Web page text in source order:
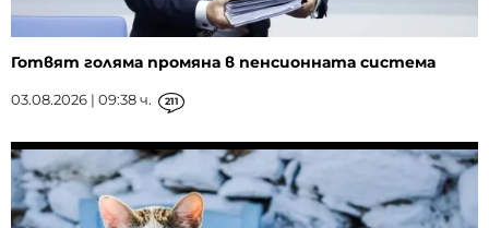
Готвят голяма промяна в пенсионната система
03.08.2026 | 09:38 ч. 211